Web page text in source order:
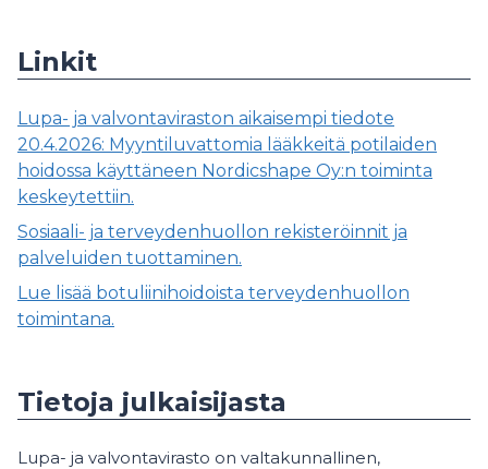
Linkit
Lupa- ja valvontaviraston aikaisempi tiedote
20.4.2026: Myyntiluvattomia lääkkeitä potilaiden
hoidossa käyttäneen Nordicshape Oy:n toiminta
keskeytettiin.
Sosiaali- ja terveydenhuollon rekisteröinnit ja
palveluiden tuottaminen.
Lue lisää botuliinihoidoista terveydenhuollon
toimintana.
Tietoja julkaisijasta
Lupa- ja valvontavirasto on valtakunnallinen,